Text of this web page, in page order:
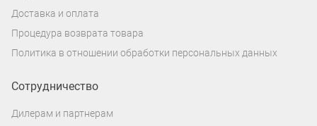
Доставка и оплата
Процедура возврата товара
Политика в отношении обработки персональных данных
Сотрудничество
Дилерам и партнерам